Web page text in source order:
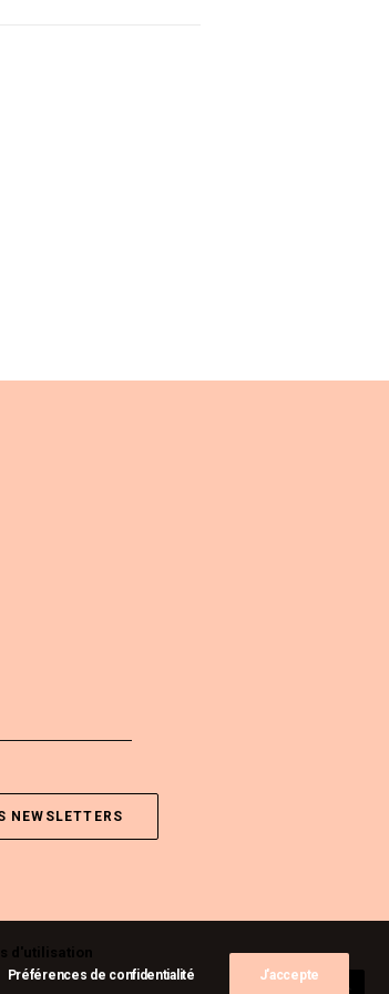
NEWSLETTERS
d'utilisation
Préférences de confidentialité J'accepte